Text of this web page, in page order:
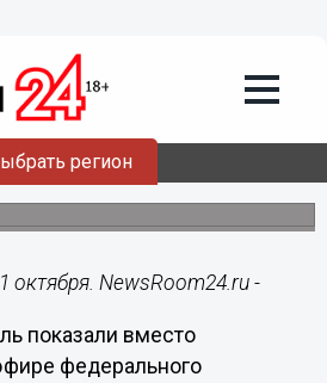
регион
кремль перепутали с
телеканале
показали в эфире несколько
NewsRoom24.ru -
показали вместо
федерального